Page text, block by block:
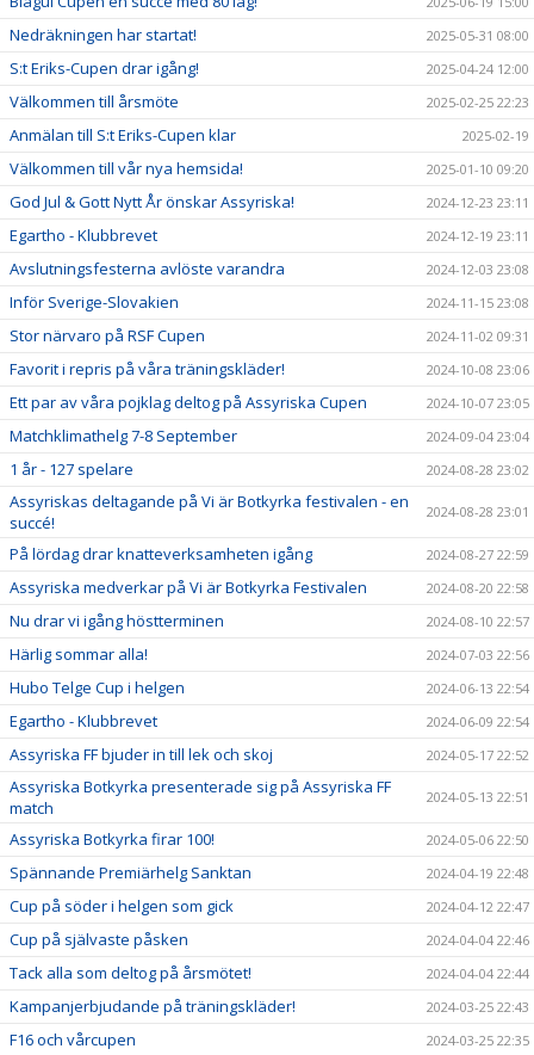
Nedräkningen har startat! 2025-05-31 08:00
S:t Eriks-Cupen drar igång! 2025-04-24 12:00
Välkommen till årsmöte 2025-02-25 22:23
Anmälan till S:t Eriks-Cupen klar 2025-02-19
Välkommen till vår nya hemsida! 2025-01-10 09:20
God Jul & Gott Nytt År önskar Assyriska! 2024-12-23 23:11
Egartho - Klubbrevet 2024-12-19 23:11
Avslutningsfesterna avlöste varandra 2024-12-03 23:08
Inför Sverige-Slovakien 2024-11-15 23:08
Stor närvaro på RSF Cupen 2024-11-02 09:31
Favorit i repris på våra träningskläder! 2024-10-08 23:06
Ett par av våra pojklag deltog på Assyriska Cupen 2024-10-07 23:05
Matchklimathelg 7-8 September 2024-09-04 23:04
1 år - 127 spelare 2024-08-28 23:02
Assyriskas deltagande på Vi är Botkyrka festivalen - en
succé!
2024-08-28 23:01
På lördag drar knatteverksamheten igång 2024-08-27 22:59
Assyriska medverkar på Vi är Botkyrka Festivalen 2024-08-20 22:58
Nu drar vi igång höstterminen 2024-08-10 22:57
Härlig sommar alla! 2024-07-03 22:56
Hubo Telge Cup i helgen 2024-06-13 22:54
Egartho - Klubbrevet 2024-06-09 22:54
Assyriska FF bjuder in till lek och skoj 2024-05-17 22:52
Assyriska Botkyrka presenterade sig på Assyriska FF
match
2024-05-13 22:51
Assyriska Botkyrka firar 100! 2024-05-06 22:50
Spännande Premiärhelg Sanktan 2024-04-19 22:48
Cup på söder i helgen som gick 2024-04-12 22:47
Cup på självaste påsken 2024-04-04 22:46
Tack alla som deltog på årsmötet! 2024-04-04 22:44
Kampanjerbjudande på träningskläder! 2024-03-25 22:43
F16 och vårcupen 2024-03-25 22:35